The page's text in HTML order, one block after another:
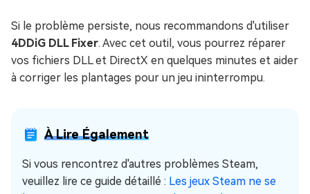
Si le problème persiste, nous recommandons d'utiliser
4DDiG DLL Fixer. Avec cet outil, vous pourrez réparer
vos fichiers DLL et DirectX en quelques minutes et aider
à corriger les plantages pour un jeu ininterrompu.
À Lire Également
Si vous rencontrez d'autres problèmes Steam,
veuillez lire ce guide détaillé : Les jeux Steam ne se